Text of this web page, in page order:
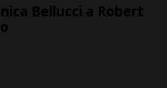
Bellucci a Robert